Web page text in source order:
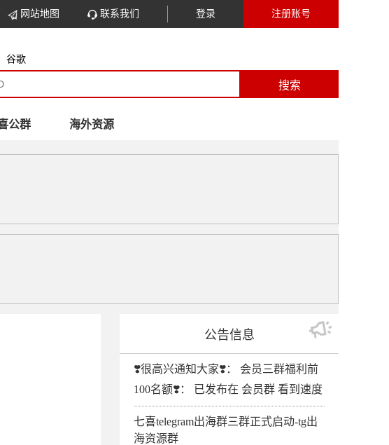
注册账号
登录
联系我们
网站地图
谷歌
搜索
公群 海外资源
公告信息
❣️很高兴通知大家❣️： 会员三群福利前
100名额❣️： 已发布在 会员群 看到速度
七喜telegram出海群三群正式启动-tg出
海资源群